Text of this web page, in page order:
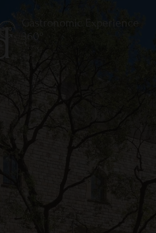
Gastronomic Experience
360º